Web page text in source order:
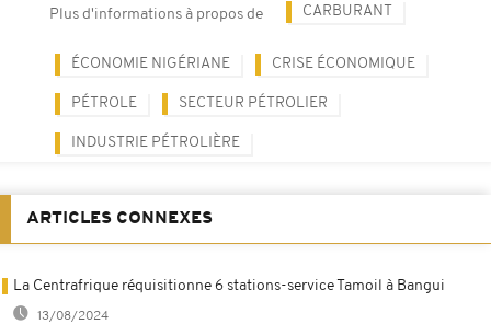
Plus d'informations à propos de CARBURANT
ÉCONOMIE NIGÉRIANE CRISE ÉCONOMIQUE
PÉTROLE SECTEUR PÉTROLIER
INDUSTRIE PÉTROLIÈRE
ARTICLES CONNEXES
La Centrafrique réquisitionne 6 stations-service Tamoil à Bangui
13/08/2024